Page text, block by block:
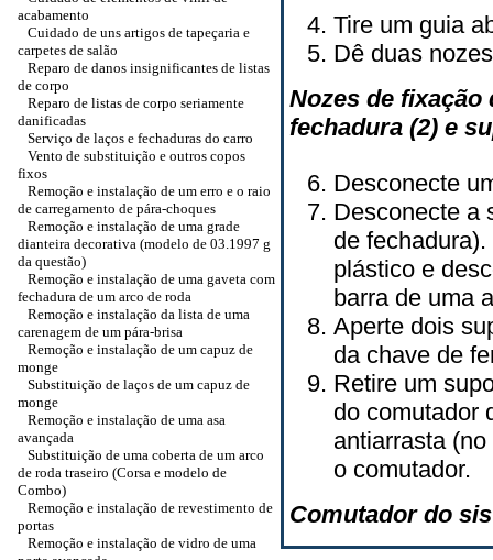
acabamento
Cuidado de uns artigos de tapeçaria e
carpetes de salão
Reparo de danos insignificantes de listas
de corpo
Reparo de listas de corpo seriamente
danificadas
Serviço de laços e fechaduras do carro
Vento de substituição e outros copos
fixos
Remoção e instalação de um erro e o raio
de carregamento de pára-choques
Remoção e instalação de uma grade
dianteira decorativa (modelo de 03.1997 g
da questão)
Remoção e instalação de uma gaveta com
fechadura de um arco de roda
Remoção e instalação da lista de uma
carenagem de um pára-brisa
Remoção e instalação de um capuz de
monge
Substituição de laços de um capuz de
monge
Remoção e instalação de uma asa
avançada
Substituição de uma coberta de um arco
de roda traseiro (Corsa e modelo de
Combo)
Remoção e instalação de revestimento de
portas
Remoção e instalação de vidro de uma
Tire um guia
Dê duas
Nozes de fixação
fechadura (2) e
Desconecte
Desconecte a
de
plástico e
barra de uma
Aperte dois
da chave de
Retire um
do comutador
antiarrasta
o comutador.
Comutador do